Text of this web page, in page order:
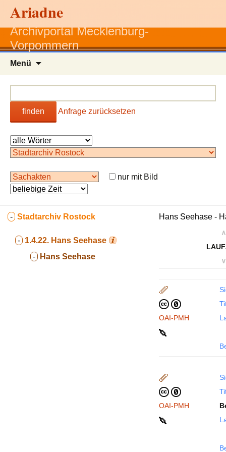
Ariadne
Archivportal Mecklenburg-
Vorpommern
Menü
finden Anfrage zurücksetzen
nur mit Bild
- Stadtarchiv Rostock
- 1.4.22. Hans Seehase
- Hans Seehase
Hans Seehase -
∧
∨
OAI-PMH
OAI-PMH